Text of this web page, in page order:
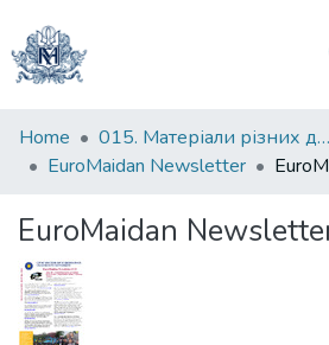
Communities
&
All of DSpace
Statistics
Home
015. Матеріали різних дослідників та організацій
EuroMaidan Newsletter
EuroMaidan